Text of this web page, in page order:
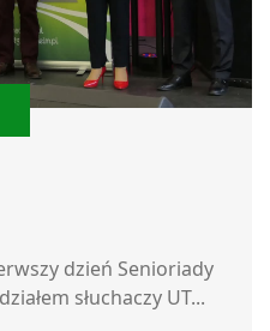
dzień Senioriady
słuchaczy UT...